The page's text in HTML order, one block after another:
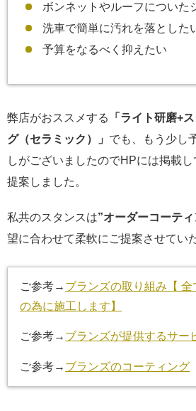
ボンネットやルーフについた
洗車で簡単に汚れを落とした
予算をなるべく抑えたい
弊店がおススメする
「ライト研磨+
グ（セラミック）」 でも、もう少し
しがございましたのでHPには掲載
提案しました。
私共のスタンスは”オーダーコーティ
望に合わせて柔軟にご提案させてい
ご参考→ ブランズの取り組み【
の為に施工します】
ご参考→ ブランズが提供するサー
ご参考→ ブランズのコーティング